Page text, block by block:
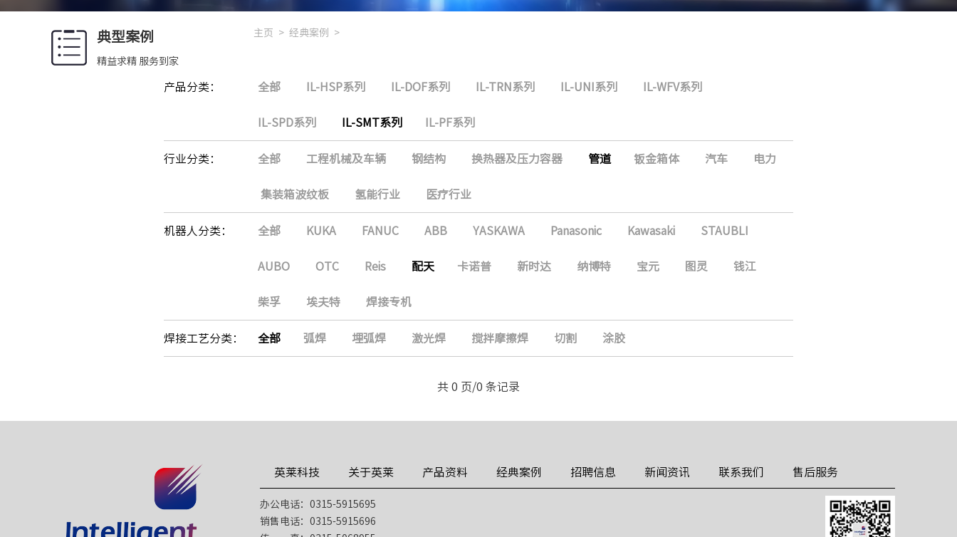
典型案例
精益求精 服务到家
主页 > 经典案例 >
产品分类： 全部 IL-HSP系列 IL-DOF系列 IL-TRN系列 IL-UNI系列 IL-WFV系列
IL-SPD系列 IL-SMT系列 IL-PF系列
行业分类： 全部 工程机械及车辆 钢结构 换热器及压力容器 管道 钣金箱体 汽车 电力
集装箱波纹板 氢能行业 医疗行业
机器人分类： 全部 KUKA FANUC ABB YASKAWA Panasonic Kawasaki STAUBLI
AUBO OTC Reis 配天 卡诺普 新时达 纳博特 宝元 图灵 钱江
柴孚 埃夫特 焊接专机
焊接工艺分类： 全部 弧焊 埋弧焊 激光焊 搅拌摩擦焊 切割 涂胶
共 0 页/0 条记录
英莱科技 关于英莱 产品资料 经典案例 招聘信息 新闻资讯 联系我们 售后服务
办公电话：0315-5915695
销售电话：0315-5915696